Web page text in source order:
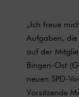
„Ich freue
Aufgaben,
auf der
Bingen-Ost
neuen SPD-
Vorsitzende